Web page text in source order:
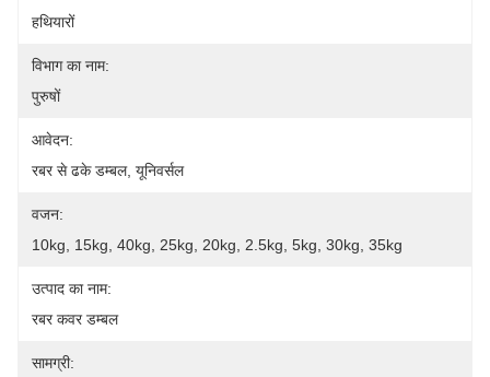
हथियारों
विभाग का नाम:
पुरुषों
आवेदन:
रबर से ढके डम्बल, यूनिवर्सल
वजन:
10kg, 15kg, 40kg, 25kg, 20kg, 2.5kg, 5kg, 30kg, 35kg
उत्पाद का नाम:
रबर कवर डम्बल
सामग्री: